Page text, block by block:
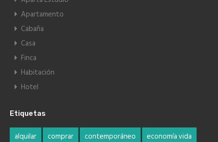
Apartamento
Cabaña
Casa
Finca
Habitación
Hotel
Etiquetas
alquilar comprar contemporáneo economía vida